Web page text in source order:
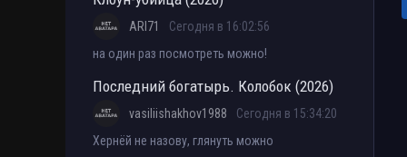
ARI71
Сегодня в 16:02:56
на один раз посмотреть можно!
Последний богатырь. Колобок (2026)
vasiliishakhov1988
Сегодня в 15:34:20
Хернёй не назову, глянуть можно